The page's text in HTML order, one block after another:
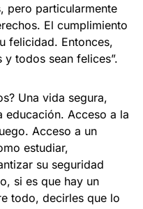
pero particularmente
El cumplimiento
felicidad. Entonces,
todos sean felices”.
Una vida segura,
educación. Acceso a la
Acceso a un
estudiar,
su seguridad
si es que hay un
todo, decirles que lo